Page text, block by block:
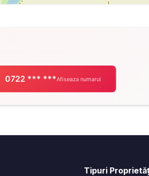
0722 *** ***Afiseaza numarul
Tipuri